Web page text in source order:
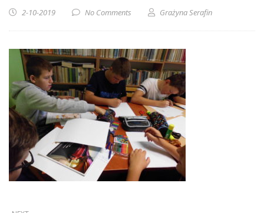
2-10-2019 No Comments Grażyna Serafin